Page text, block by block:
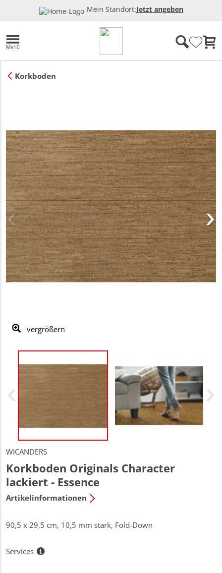
Mein Standort:Jetzt angeben
Korkboden
vergrößern
WICANDERS
Korkboden Originals Character
lackiert - Essence
Artikelinformationen
90,5 x 29,5 cm, 10,5 mm stark, Fold-Down
Services